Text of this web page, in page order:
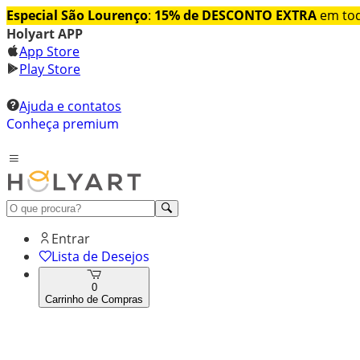
Especial São Lourenço: 15% de DESCONTO EXTRA em
Holyart APP
App Store
Play Store
Ajuda e contatos
Conheça premium
Entrar
Lista de Desejos
0
Carrinho de Compras